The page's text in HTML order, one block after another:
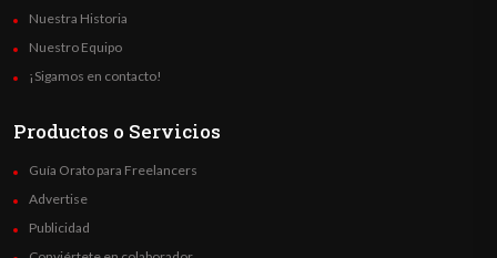
Nuestra Historia
Nuestro Equipo
¡Sigamos en contacto!
Productos o Servicios
Guía Orato para Freelancers
Advertise
Publicidad